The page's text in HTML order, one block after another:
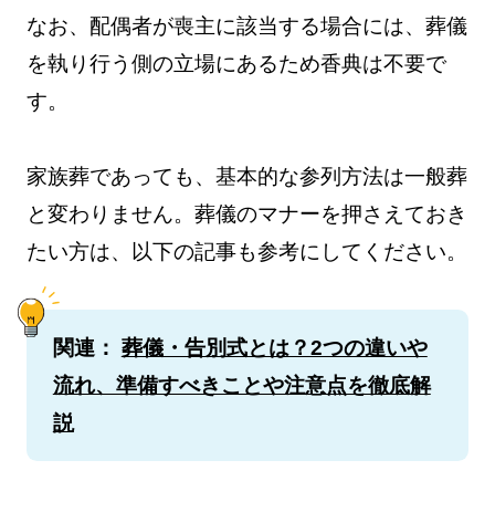
なお、配偶者が喪主に該当する場合には、葬儀
を執り行う側の立場にあるため香典は不要で
す。
家族葬であっても、基本的な参列方法は一般葬
と変わりません。葬儀のマナーを押さえておき
たい方は、以下の記事も参考にしてください。
関連： 葬儀・告別式とは？2つの違いや
流れ、準備すべきことや注意点を徹底解
説